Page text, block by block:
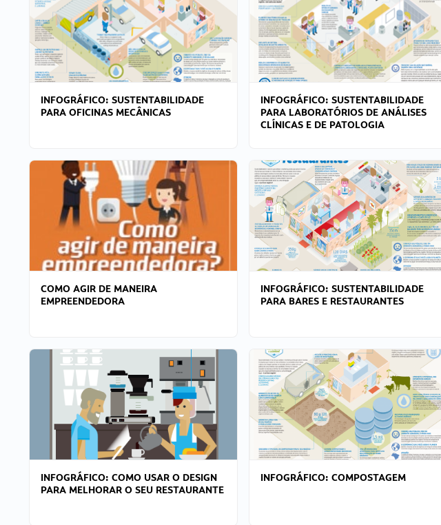
INFOGRÁFICO: SUSTENTABILIDADE
PARA OFICINAS MECÂNICAS
INFOGRÁFICO: SUSTENTABILIDADE
PARA LABORATÓRIOS DE ANÁLISES
CLÍNICAS E DE PATOLOGIA
COMO AGIR DE MANEIRA
EMPREENDEDORA
INFOGRÁFICO: SUSTENTABILIDADE
PARA BARES E RESTAURANTES
INFOGRÁFICO: COMO USAR O DESIGN
PARA MELHORAR O SEU RESTAURANTE
INFOGRÁFICO: COMPOSTAGEM